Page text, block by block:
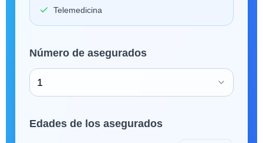
Telemedicina
Número de asegurados
1
Edades de los asegurados